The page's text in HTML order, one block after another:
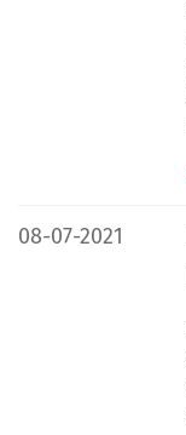
08-07-2021